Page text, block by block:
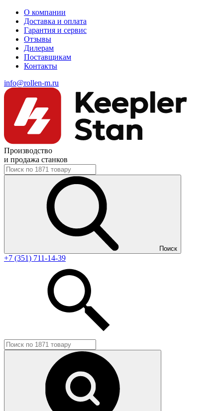
О компании
Доставка и оплата
Гарантия и сервис
Отзывы
Дилерам
Поставщикам
Контакты
info@rollen-m.ru
Производство
и продажа станков
Поиск
+7 (351) 711-14-39